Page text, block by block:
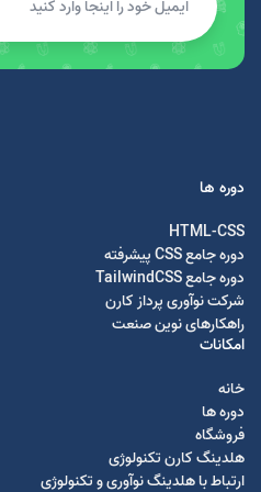
دوره ها
HTML-CSS
دوره جامع CSS پیشرفته
دوره جامع TailwindCSS
شرکت نوآوری پرداز کارن
راهکارهای نوین صنعت
امکانات
خانه
دوره ها
فروشگاه
هلدینگ کارن تکنولوژی
ارتباط با هلدینگ نوآوری و تکنولوژی